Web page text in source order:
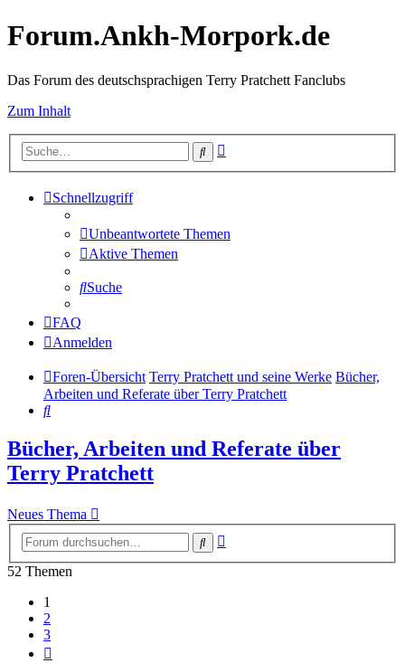
Forum.Ankh-Morpork.de
Das Forum des deutschsprachigen Terry Pratchett Fanclubs
Zum Inhalt
Suche
Schnellzugriff
Unbeantwortete Themen
Aktive Themen
Suche
FAQ
Anmelden
Foren-Übersicht Terry Pratchett und seine Werke Bücher,
Arbeiten und Referate über Terry Pratchett
Suche
Bücher, Arbeiten und Referate über
Terry Pratchett
Neues Thema
Suche
52 Themen
1
2
3